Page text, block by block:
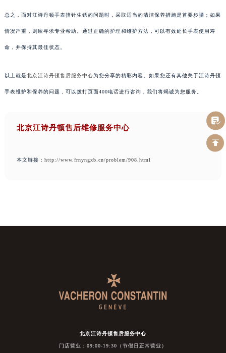
总之，面对江诗丹顿手表指针生锈的问题时，采取适当的清洁保养措施是首要步骤；如果
情况严重，则应寻求专业帮助。通过正确的护理和维护方法，可以有效延长手表使用寿
命，并保持其最佳状态。
以上就是北京江诗丹顿售后服务中心为您分享的精彩内容。如果您还有其他关于江诗丹顿
手表维护和保养的问题，可以拨打页面400电话进行咨询，我们将竭诚为您服务。
北京江诗丹顿售后维修服务中心
本文链接： http://www.frnyngxb.cn/problem/908.html
北京江诗丹顿售后服务中心
门店营业：09:00-19:30（节假日正常营业）